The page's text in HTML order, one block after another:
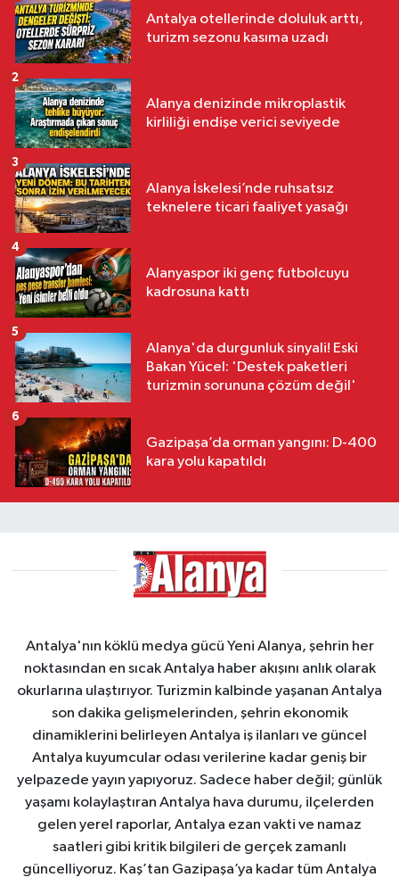
Antalya otellerinde doluluk arttı,
turizm sezonu kasıma uzadı
Alanya denizinde mikroplastik
kirliliği endişe verici seviyede
2
Alanya İskelesi’nde ruhsatsız
teknelere ticari faaliyet yasağı
3
Alanyaspor iki genç futbolcuyu
kadrosuna kattı
4
Alanya'da durgunluk sinyali! Eski
Bakan Yücel: 'Destek paketleri
turizmin sorununa çözüm değil'
5
Gazipaşa’da orman yangını: D-400
kara yolu kapatıldı
6
Antalya'nın köklü medya gücü Yeni Alanya, şehrin her
noktasından en sıcak Antalya haber akışını anlık olarak
okurlarına ulaştırıyor. Turizmin kalbinde yaşanan Antalya
son dakika gelişmelerinden, şehrin ekonomik
dinamiklerini belirleyen Antalya iş ilanları ve güncel
Antalya kuyumcular odası verilerine kadar geniş bir
yelpazede yayın yapıyoruz. Sadece haber değil; günlük
yaşamı kolaylaştıran Antalya hava durumu, ilçelerden
gelen yerel raporlar, Antalya ezan vakti ve namaz
saatleri gibi kritik bilgileri de gerçek zamanlı
güncelliyoruz. Kaş’tan Gazipaşa’ya kadar tüm Antalya